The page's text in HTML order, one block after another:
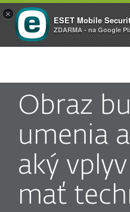
Obraz
umenia
aký
mať
×
ESET Mobile
ZDARMA - na Google